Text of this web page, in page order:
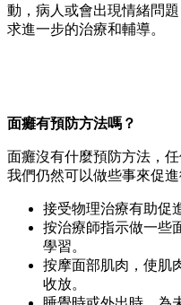
動，病人或會出現情緒問
求進一步的治療和輔導。
面癱有預防方法嗎？
面癱沒有什麼預防方法，
我們仍然可以做些事來促
接受物理治療有助促
按治療師指示做一些
學習。
按摩面部肌肉，使肌
收放。